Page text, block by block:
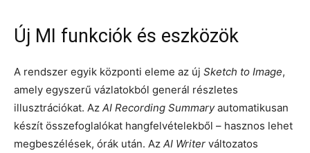
Új MI funkciók és eszközök
A rendszer egyik központi eleme az új Sketch to Image,
amely egyszerű vázlatokból generál részletes
illusztrációkat. Az AI Recording Summaryautomatikusan
készít összefoglalókat hangfelvételekből – hasznos lehet
megbeszélések, órák után. Az AI Writer változatos